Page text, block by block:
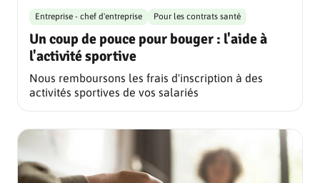
Un coup de pouce pour bouger : l'aide à
l'activité sportive
Entreprise - chef d'entreprise Pour les contrats santé
Nous remboursons les frais d'inscription à des
activités sportives de vos salariés